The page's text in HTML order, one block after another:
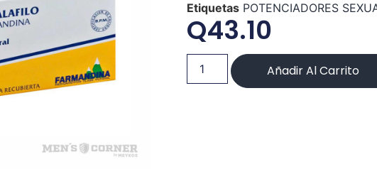
Etiquetas POTENCIADORES
Q43.10
Añadir Al Carrito